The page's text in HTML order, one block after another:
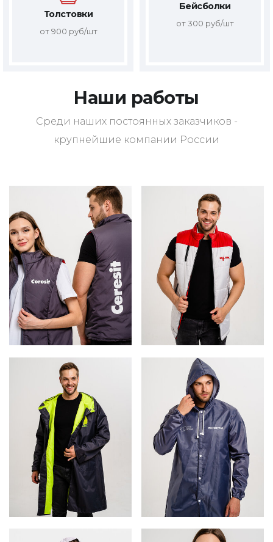
Толстовки
от 900 руб/шт
Бейсболки
от 300 руб/шт
Наши работы
Среди наших постоянных заказчиков -
крупнейшие компании России